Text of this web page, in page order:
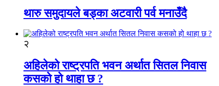
थारु समुदायले बड्का अटवारी पर्व मनाउँदै
२
अहिलेको राष्ट्रपति भवन अर्थात सितल निवास
कसको हो थाहा छ ?